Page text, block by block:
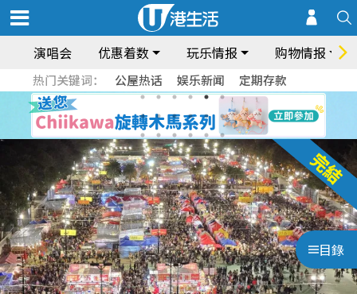
演唱会 优惠着数 玩乐情报 购物情报
热门关键词： 公屋热话 娱乐新闻 定期存款
目錄